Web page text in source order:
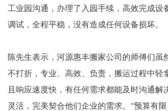
工业园沟通，办理了入园手续，高效完成设
调试，全程平稳，没有造成任何设备损坏。
陈先生表示，河源惠丰搬家公司的师傅们虽
不打折，专业、高效、负责，搬运过程中轻
且响应速度快，有任何需求都能及时沟通解
灵活，完美契合他们企业的需求。“预算有